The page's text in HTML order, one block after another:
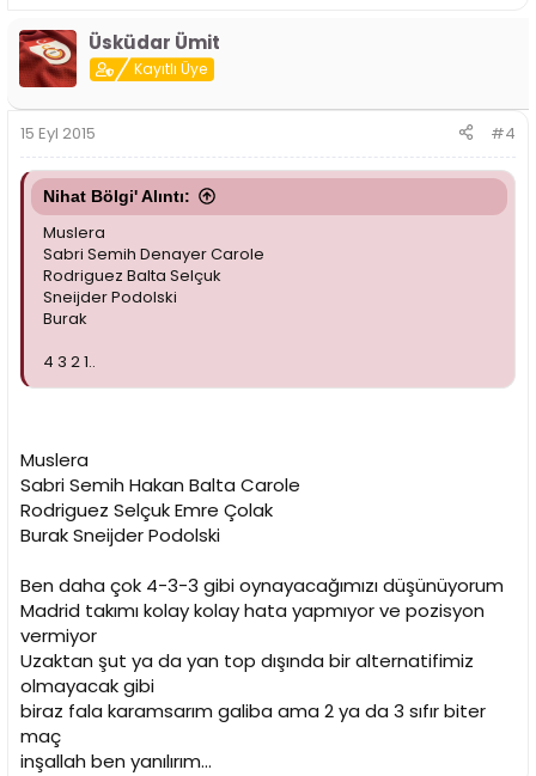
Üsküdar Ümit
Kayıtlı Üye
15 Eyl 2015 #4
Nihat Bölgi' Alıntı:
Muslera
Sabri Semih Denayer Carole
Rodriguez Balta Selçuk
Sneijder Podolski
Burak
4 3 2 1..
Muslera
Sabri Semih Hakan Balta Carole
Rodriguez Selçuk Emre Çolak
Burak Sneijder Podolski
Ben daha çok 4-3-3 gibi oynayacağımızı düşünüyorum
Madrid takımı kolay kolay hata yapmıyor ve pozisyon
vermiyor
Uzaktan şut ya da yan top dışında bir alternatifimiz
olmayacak gibi
biraz fala karamsarım galiba ama 2 ya da 3 sıfır biter
maç
inşallah ben yanılırım...